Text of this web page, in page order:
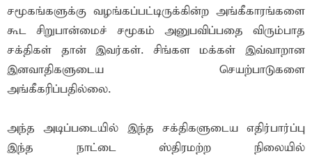
சமூகங்களுக்கு வழங்கப்பட்டிருக்கின்ற அங்கீகாரங்களை
கூட சிறுபான்மைச் சமூகம் அனுபவிப்பதை விரும்பாத
சக்திகள் தான் இவர்கள். சிங்கள மக்கள் இவ்வாறான
இனவாதிகளுடைய செயற்பாடுகளை
அங்கீகரிப்பதில்லை.
அந்த அடிப்படையில் இந்த சக்திகளுடைய எதிர்பார்ப்பு
இந்த நாட்டை ஸ்திரமற்ற நிலையில்